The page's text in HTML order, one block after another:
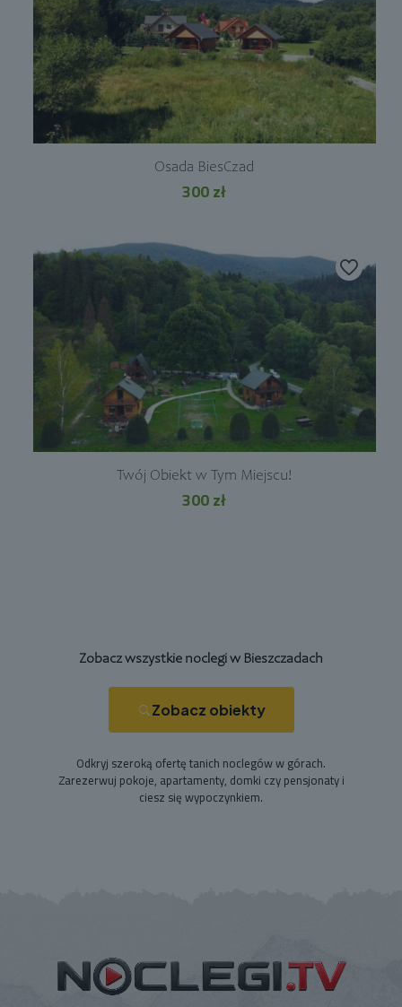
Osada BiesCzad
300zł
Twój Obiekt w Tym Miejscu!
300zł
Zobacz wszystkie noclegi w Bieszczadach
Zobacz obiekty
Odkryj szeroką ofertę tanich noclegów w górach.
Zarezerwuj pokoje, apartamenty, domki czy pensjonaty i
ciesz się wypoczynkiem.